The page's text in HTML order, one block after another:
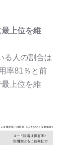
上位を維
る人の割合は
率81％と前
上位を維